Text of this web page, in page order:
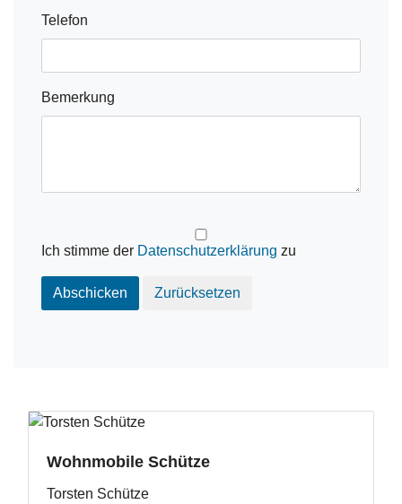
Telefon
Bemerkung
Ich stimme der Datenschutzerklärung zu
Abschicken Zurücksetzen
Wohnmobile Schütze
Torsten Schütze